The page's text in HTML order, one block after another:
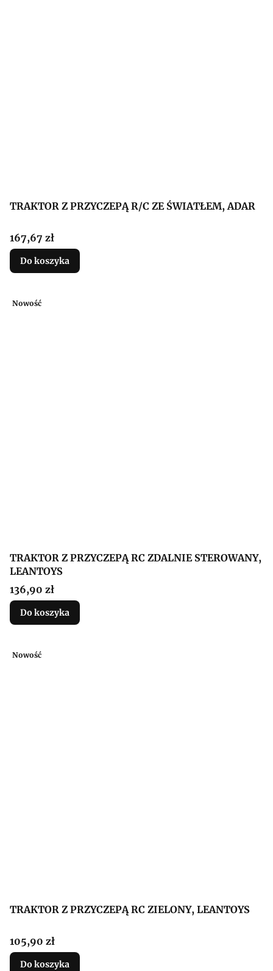
TRAKTOR Z PRZYCZEPĄ R/C ZE ŚWIATŁEM, ADAR
Cena
167,67 zł
Do koszyka
Nowość
TRAKTOR Z PRZYCZEPĄ RC ZDALNIE STEROWANY,
LEANTOYS
Cena
136,90 zł
Do koszyka
Nowość
TRAKTOR Z PRZYCZEPĄ RC ZIELONY, LEANTOYS
Cena
105,90 zł
Do koszyka